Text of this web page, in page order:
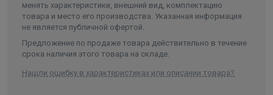
менять характеристики, внешний вид, комплектацию
товара и место его производства. Указанная информация
не является публичной офертой.
Предложение по продаже товара действительно в течение
срока наличия этого товара на складе.
Нашли ошибку в характеристиках или описании товара?